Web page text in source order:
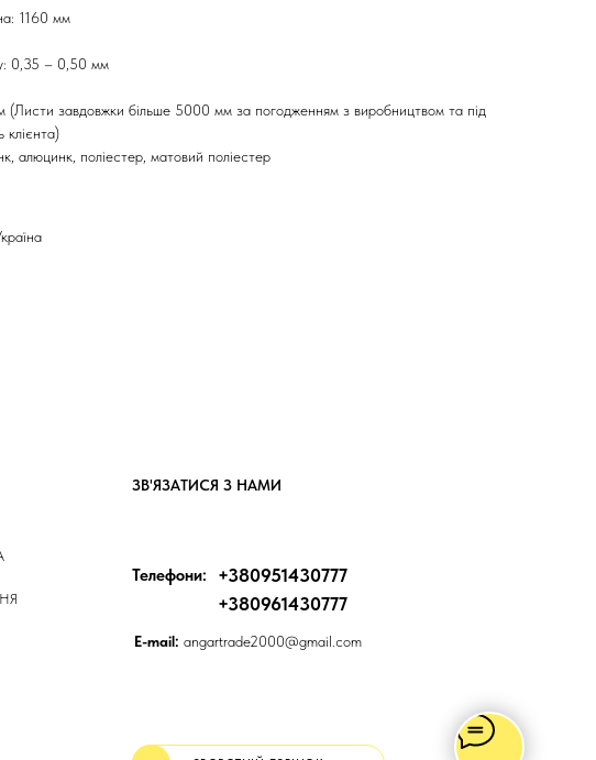
1160 мм
0,35 – 0,50 мм
завдовжки більше 5000 мм за погодженням з виробництвом та під
клієнта)
алюцинк, поліестер, матовий поліестер
ЗВ'ЯЗАТИСЯ З НАМИ
Телефони:
E-mail: angartrade2000@gmail.com
+380951430777
+380961430777